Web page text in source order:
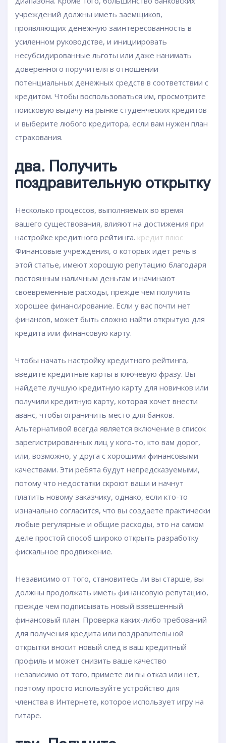
учреждений должны иметь заемщиков,
проявляющих денежную заинтересованность в
усиленном руководстве, и инициировать
несубсидированные льготы или даже нанимать
доверенного поручителя в отношении
потенциальных денежных средств в соответствии с
кредитом. Чтобы воспользоваться им, просмотрите
поисковую выдачу на рынке студенческих кредитов
и выберите любого кредитора, если вам нужен план
страхования.
два. Получить
поздравительную открытку
Несколько процессов, выполняемых во время
вашего существования, влияют на достижения при
настройке кредитного рейтинга. кредит плюс
Финансовые учреждения, о которых идет речь в
этой статье, имеют хорошую репутацию благодаря
постоянным наличным деньгам и начинают
своевременные расходы, прежде чем получить
хорошее финансирование. Если у вас почти нет
финансов, может быть сложно найти открытую для
кредита или финансовую карту.
Чтобы начать настройку кредитного рейтинга,
введите кредитные карты в ключевую фразу. Вы
найдете лучшую кредитную карту для новичков или
получили кредитную карту, которая хочет внести
аванс, чтобы ограничить место для банков.
Альтернативой всегда является включение в список
зарегистрированных лиц у кого-то, кто вам дорог,
или, возможно, у друга с хорошими финансовыми
качествами. Эти ребята будут непредсказуемыми,
потому что недостатки скроют ваши и начнут
платить новому заказчику, однако, если кто-то
изначально согласится, что вы создаете практически
любые регулярные и общие расходы, это на самом
деле простой способ широко открыть разработку
фискальное продвижение.
Независимо от того, становитесь ли вы старше, вы
должны продолжать иметь финансовую репутацию,
прежде чем подписывать новый взвешенный
финансовый план. Проверка каких-либо требований
для получения кредита или поздравительной
открытки вносит новый след в ваш кредитный
профиль и может снизить ваше качество
независимо от того, примете ли вы отказ или нет,
поэтому просто используйте устройство для
членства в Интернете, которое использует игру на
гитаре.